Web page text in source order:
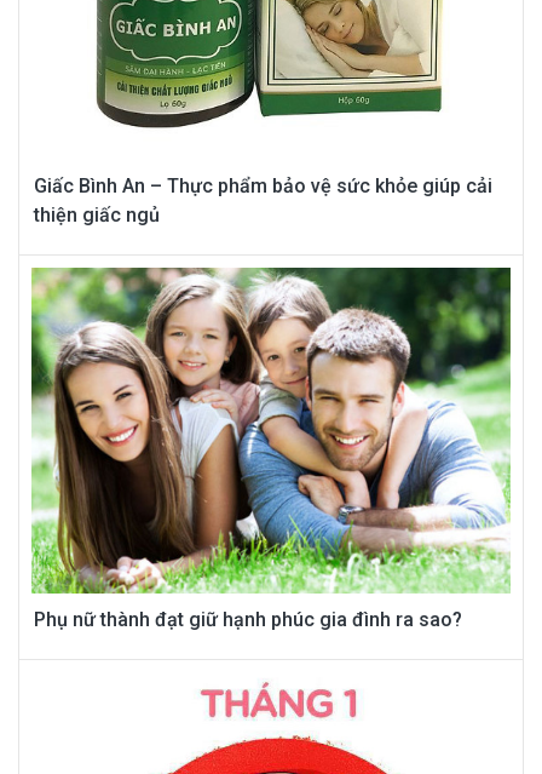
Giấc Bình An – Thực phẩm bảo vệ sức khỏe giúp cải
thiện giấc ngủ
Phụ nữ thành đạt giữ hạnh phúc gia đình ra sao?